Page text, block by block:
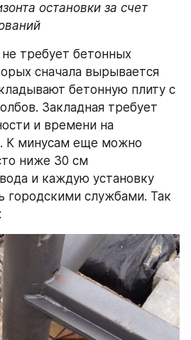
остановки за счет
требует бетонных
сначала вырывается
бетонную плиту с
Закладная требует
и времени на
К минусам еще можно
ниже 30 см
и каждую установку
городскими службами. Так